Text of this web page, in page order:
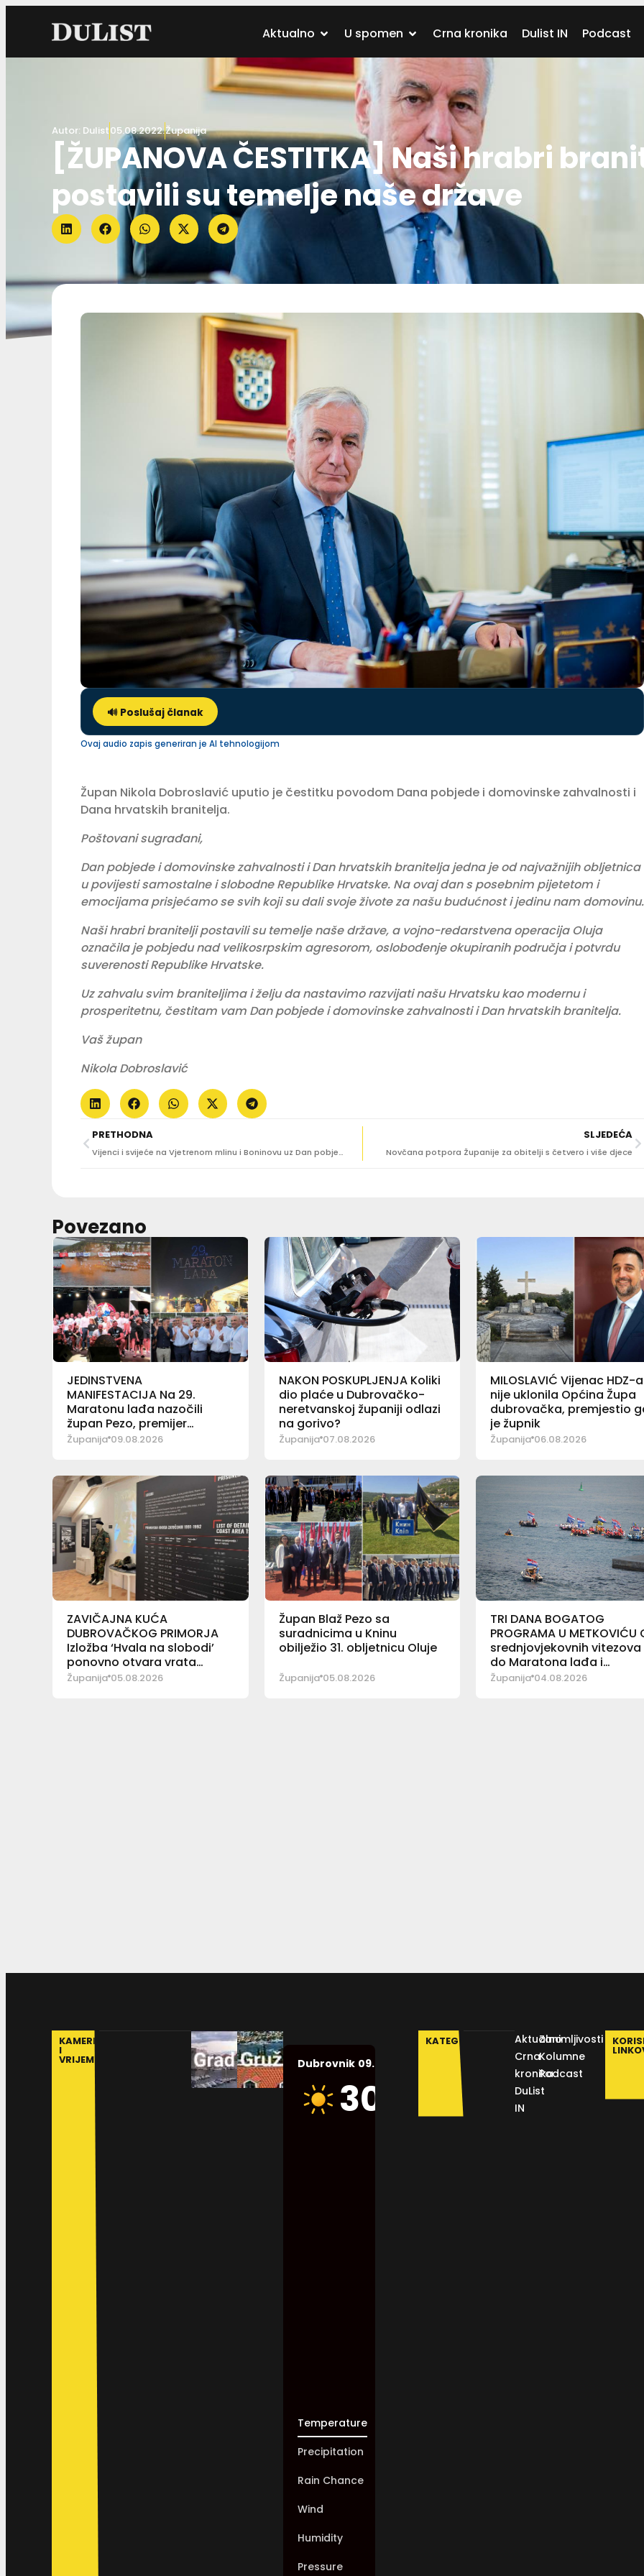
Aktualno U spomen Crna kronika Dulist IN Podcast
Autor: Dulist05.08.2022.Županija
[ŽUPANOVA ČESTITKA] Naši hrabri
postavili su temelje naše države
🔊 Poslušaj članak
Ovaj audio zapis generiran je AI tehnologijom
Župan Nikola Dobroslavić uputio je čestitku povodom Dana pobjede i domovinske zahvalnosti i
Dana hrvatskih branitelja.
Poštovani sugrađani,
Dan pobjede i domovinske zahvalnosti i Dan hrvatskih branitelja jedna je od najvažnijih obljetnica
u povijesti samostalne i slobodne Republike Hrvatske. Na ovaj dan s posebnim pijetetom i
emocijama prisjećamo se svih koji su dali svoje živote za našu budućnost i jedinu nam domovinu.
Naši hrabri branitelji postavili su temelje naše države, a vojno-redarstvena operacija Oluja
označila je pobjedu nad velikosrpskim agresorom, oslobođenje okupiranih područja i potvrdu
suverenosti Republike Hrvatske.
Uz zahvalu svim braniteljima i želju da nastavimo razvijati našu Hrvatsku kao modernu i
prosperitetnu, čestitam vam Dan pobjede i domovinske zahvalnosti i Dan hrvatskih branitelja.
Vaš župan
Nikola Dobroslavić
PRETHODNA
Vijenci i svijeće na Vjetrenom mlinu i Boninovu uz Dan pobjede i domovinske zahvalnosti
SLJEDEĆA
Novčana potpora Županije za obitelji s četvero i više djece
Povezano
JEDINSTVENA
MANIFESTACIJA Na 29.
Maratonu lađa nazočili
župan Pezo, premijer
Plenković i ministar Bačić
Županija 09.08.2026
NAKON POSKUPLJENJA Koliki
dio plaće u Dubrovačko-
neretvanskoj županiji odlazi
na gorivo?
Županija 07.08.2026
MILOSLAVIĆ Vijenac HDZ-a
nije uklonila Općina Župa
dubrovačka, premjestio
je župnik
Županija 06.08.2026
ZAVIČAJNA KUĆA
DUBROVAČKOG PRIMORJA
Izložba ‘Hvala na slobodi’
ponovno otvara vrata
posjetiteljima
Županija 05.08.2026
Župan Blaž Pezo sa
suradnicima u Kninu
obilježio 31. obljetnicu Oluje
Županija 05.08.2026
TRI DANA BOGATOG
PROGRAMA U METKOVIĆU
srednjovjekovnih vitezova
do Maratona lađa i
Jerkovačke fešte
Županija 04.08.2026
KAMERE
I
VRIJEME Dubrovnik 09.08.2026.
30
Humidity:
Temperature
Precipitation
Rain Chance
Wind
Humidity
Pressure
KATEGORIJE
Aktualno
Crna
kronika
DuList
IN
Zanimljivosti
Kolumne
Podcast